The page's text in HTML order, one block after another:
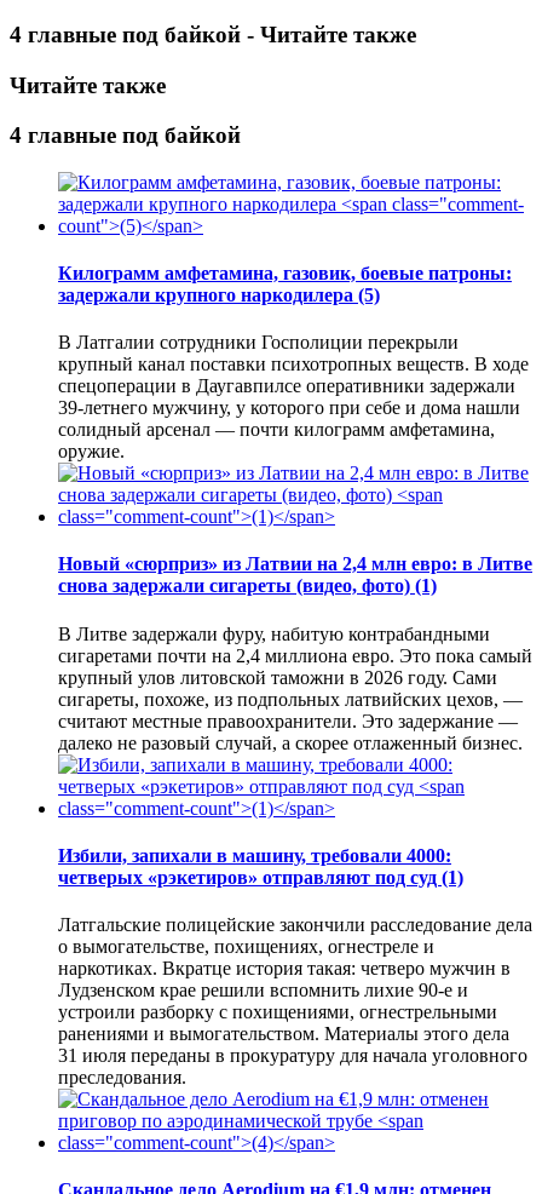
4 главные под байкой - Читайте также
Читайте также
4 главные под байкой
Килограмм амфетамина, газовик, боевые патроны:
задержали крупного наркодилера (5)
В Латгалии сотрудники Госполиции перекрыли
крупный канал поставки психотропных веществ. В ходе
спецоперации в Даугавпилсе оперативники задержали
39-летнего мужчину, у которого при себе и дома нашли
солидный арсенал — почти килограмм амфетамина,
оружие.
Новый «сюрприз» из Латвии на 2,4 млн евро: в Литве
снова задержали сигареты (видео, фото) (1)
В Литве задержали фуру, набитую контрабандными
сигаретами почти на 2,4 миллиона евро. Это пока самый
крупный улов литовской таможни в 2026 году. Сами
сигареты, похоже, из подпольных латвийских цехов, —
считают местные правоохранители. Это задержание —
далеко не разовый случай, а скорее отлаженный бизнес.
Избили, запихали в машину, требовали 4000:
четверых «рэкетиров» отправляют под суд (1)
Латгальские полицейские закончили расследование дела
о вымогательстве, похищениях, огнестреле и
наркотиках. Вкратце история такая: четверо мужчин в
Лудзенском крае решили вспомнить лихие 90-е и
устроили разборку с похищениями, огнестрельными
ранениями и вымогательством. Материалы этого дела
31 июля переданы в прокуратуру для начала уголовного
преследования.